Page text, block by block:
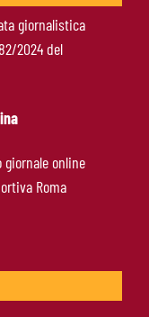
è nelle sue mani: dopo
l’ala
giornalistica
2024 del
giornale online
Roma